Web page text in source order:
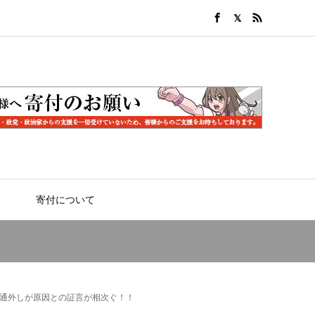
寄付について
外しが原因との証言が相次ぐ！！